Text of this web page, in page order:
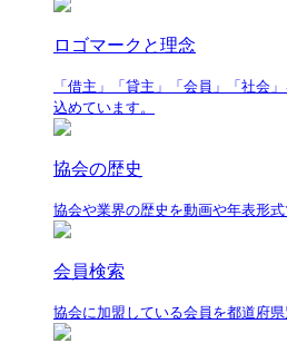
ロゴマークと理念
「借主」「貸主」「会員」「社会
込めています。
協会の歴史
協会や業界の歴史を動画や年表形式
会員検索
協会に加盟している会員を都道府